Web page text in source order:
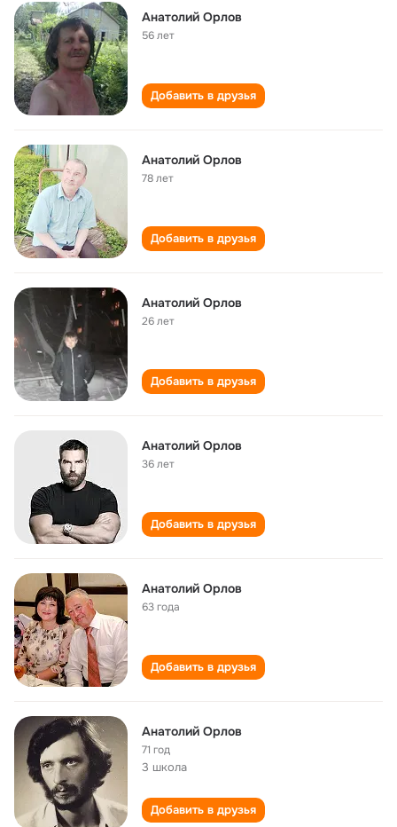
Анатолий Орлов
56 лет
Добавить в друзья
Анатолий Орлов
78 лет
Добавить в друзья
Анатолий Орлов
26 лет
Добавить в друзья
Анатолий Орлов
36 лет
Добавить в друзья
Анатолий Орлов
63 года
Добавить в друзья
Анатолий Орлов
71 год
3 школа
Добавить в друзья